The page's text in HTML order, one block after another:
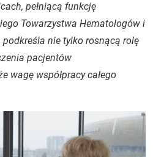
pełniącą funkcję
Towarzystwa Hematologów i
nie tylko rosnącą rolę
pacjentów
wagę współpracy całego